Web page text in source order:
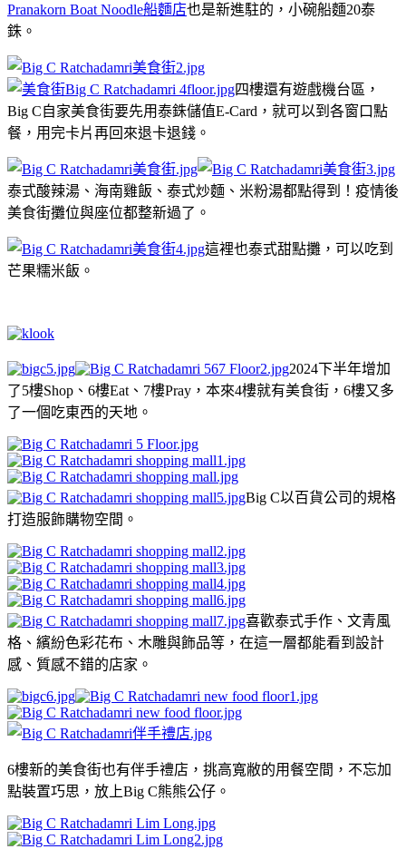
Pranakorn Boat Noodle船麵店也是新進駐的，小碗船麵20泰
銖。
四樓還有遊戲機台區，
Big C自家美食街要先用泰銖儲值E-Card，就可以到各窗口點
餐，用完卡片再回來退卡退錢。
泰式酸辣湯、海南雞飯、泰式炒麵、米粉湯都點得到！疫情後
美食街攤位與座位都整新過了。
這裡也泰式甜點攤，可以吃到
芒果糯米飯。
2024下半年增加
了5樓Shop、6樓Eat、7樓Pray，本來4樓就有美食街，6樓又多
了一個吃東西的天地。
Big C以百貨公司的規格
打造服飾購物空間。
喜歡泰式手作、文青風
格、繽紛色彩花布、木雕與飾品等，在這一層都能看到設計
感、質感不錯的店家。
6樓新的美食街也有伴手禮店，挑高寬敝的用餐空間，不忘加
點裝置巧思，放上Big C熊熊公仔。